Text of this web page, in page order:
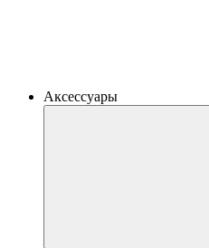
Аксессуары